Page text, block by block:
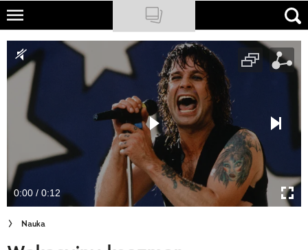
Skip
main
content
NATIONAL GEOGRAPHIC
TRAVELER
PODCASTY
Newsletter
Cuda Polski
Wielki Konkurs Fotograficzny
0:00 / 0:12
Nauka